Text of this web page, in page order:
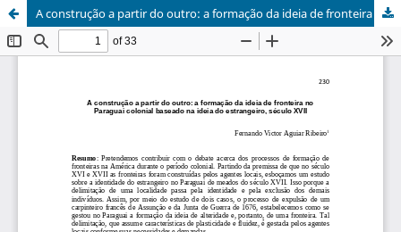
A construção a partir do outro: a formação da ideia de fronteira no Paraguai colonial baseado na ideia do estrangeiro, século XVII